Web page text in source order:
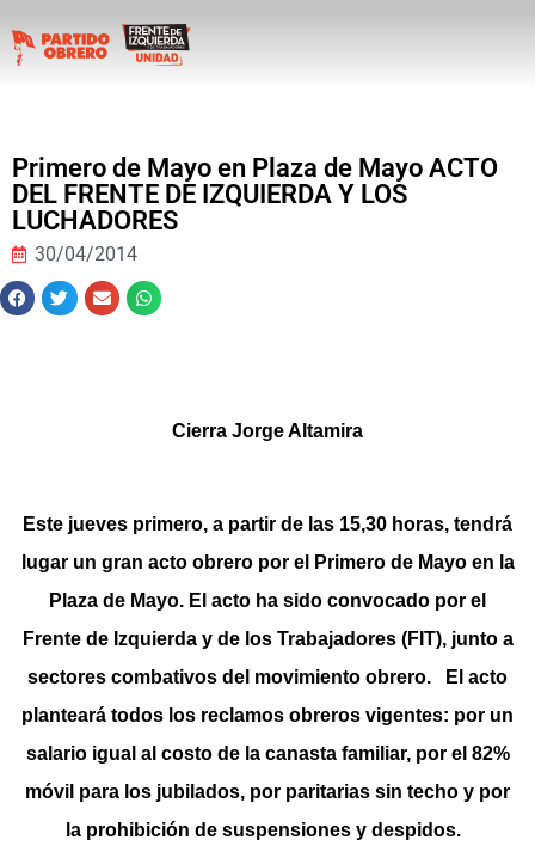
Primero de Mayo en Plaza de Mayo ACTO
DEL FRENTE DE IZQUIERDA Y LOS
LUCHADORES
30/04/2014
Cierra Jorge Altamira
Este jueves primero, a partir de las 15,30 horas, tendrá
lugar un gran acto obrero por el Primero de Mayo en la
Plaza de Mayo. El acto ha sido convocado por el
Frente de Izquierda y de los Trabajadores (FIT), junto a
sectores combativos del movimiento obrero. El acto
planteará todos los reclamos obreros vigentes: por un
salario igual al costo de la canasta familiar, por el 82%
móvil para los jubilados, por paritarias sin techo y por
la prohibición de suspensiones y despidos.